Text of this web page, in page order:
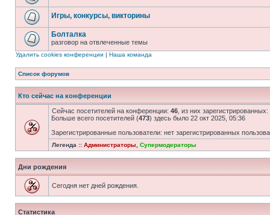
Игры, конкурсы, викторины
Болталка
разговор на отвлеченные темы
Удалить cookies конференции | Наша команда
Список форумов
Кто сейчас на конференции
Сейчас посетителей на конференции: 46 , из них
Больше всего посетителей (473) здесь было 22 окт 2025, 05:36
Зарегистрированные пользователи: нет зарегистрированных
Легенда :: Администраторы Супермодераторы
Дни рождения
Сегодня нет дней рождения.
Статистика